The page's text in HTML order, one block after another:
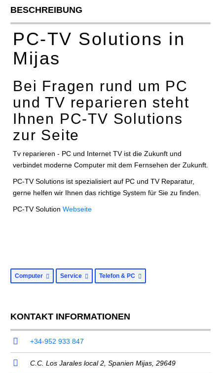
BESCHREIBUNG
PC-TV Solutions in
Mijas
Bei Fragen rund um PC
und TV reparieren steht
Ihnen PC-TV Solutions
zur Seite
Tv reparieren - PC und Internet TV ist die Zukunft und
verbindet moderne Computer mit dem Fernsehen der Zukunft.
PC-TV Solutions ist spezialisiert auf PC und TV Reparatur,
gerne helfen wir Ihnen das richtige System für Sie zu finden.
PC-TV Solution Webseite
Computer Service Telefon & PC
KONTAKT INFORMATIONEN
+34-952 933 847
C.C. Los Jarales local 2, Spanien Mijas 29649